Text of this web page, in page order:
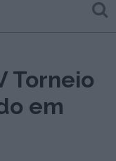
Torneio
em